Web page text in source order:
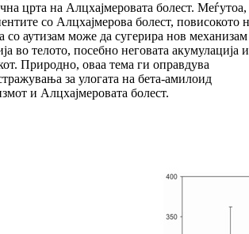
црта на Алцхајмеровата болест. Меѓутоа,
со Алцхајмерова бо­лест, повисокото
со аутизам може да сугерира нов механизам
во телото, посебно неговата акумулација и
Природно, оваа тема ги оправдува
за улогата на бета-амилоид
и Алцхајмеровата болест.